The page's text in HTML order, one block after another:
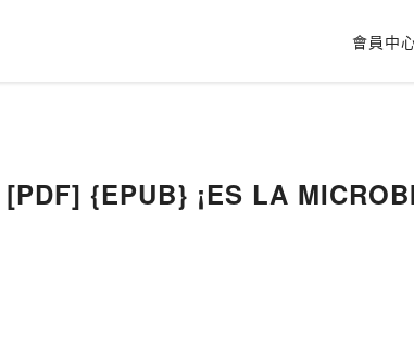
會員中
{EPUB} ¡ES LA